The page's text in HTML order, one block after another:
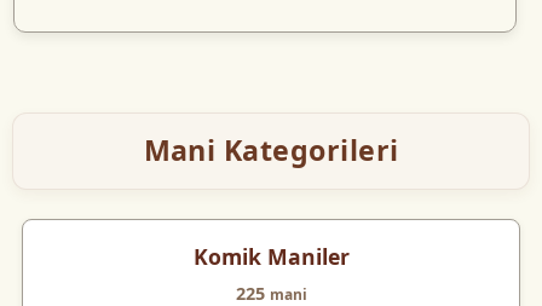
Mani Kategorileri
Komik Maniler
225 mani